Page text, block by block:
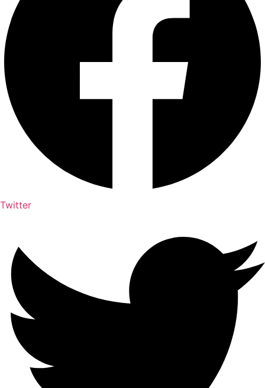
Twitter